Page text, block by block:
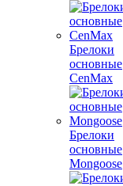
Брелоки
основные
CenMax
Брелоки
основные
Mongoose